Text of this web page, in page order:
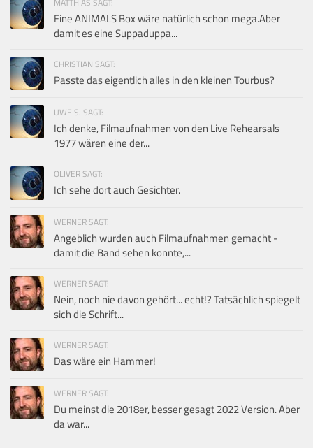
MATTHIAS SAGT:
Eine ANIMALS Box wäre natürlich schon mega.Aber
damit es eine Suppaduppa...
CHRISTIAN SAGT:
Passte das eigentlich alles in den kleinen Tourbus?
UWE S. SAGT:
Ich denke, Filmaufnahmen von den Live Rehearsals
1977 wären eine der...
OLIVER SAGT:
Ich sehe dort auch Gesichter.
WERNER SAGT:
Angeblich wurden auch Filmaufnahmen gemacht -
damit die Band sehen konnte,...
WERNER SAGT:
Nein, noch nie davon gehört... echt!? Tatsächlich spiegelt
sich die Schrift...
WERNER SAGT:
Das wäre ein Hammer!
WERNER SAGT:
Du meinst die 2018er, besser gesagt 2022 Version. Aber
da war...